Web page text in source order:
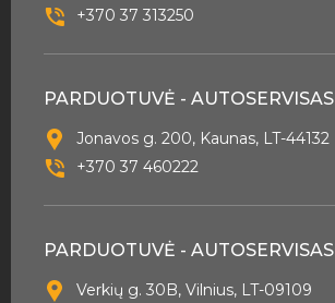
+370 37 313250
PARDUOTUVĖ - AUTOSERVISAS
Jonavos g. 200, Kaunas, LT-44132
+370 37 460222
PARDUOTUVĖ - AUTOSERVISAS
Verkių g. 30B, Vilnius, LT-09109